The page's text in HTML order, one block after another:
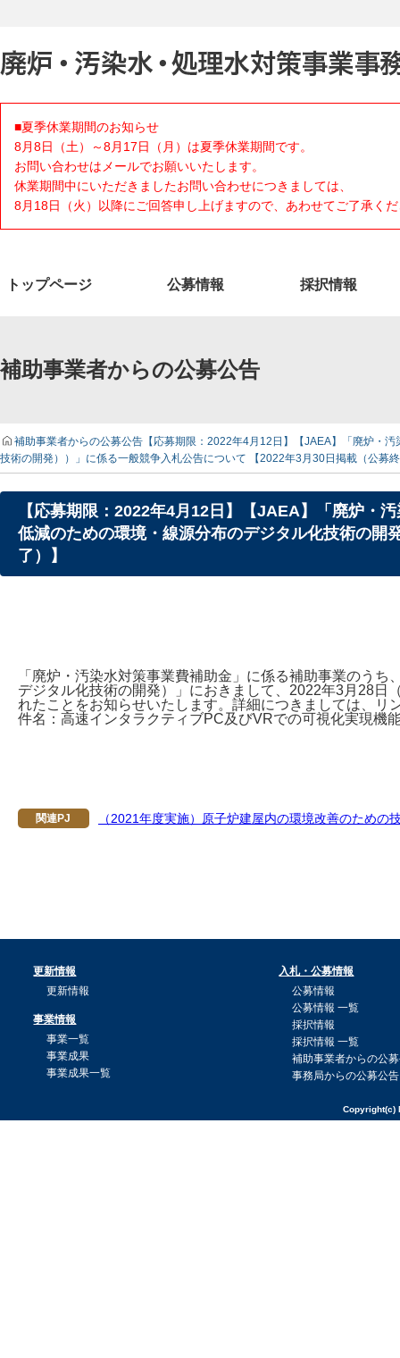
■夏季休業期間のお知らせ
8月8日（土）～8月17日（月）は夏季休業期間です。
お問い合わせはメールでお願いいたします。
休業期間中にいただきましたお問い合わせにつきましては、
8月18日（火）以降にご回答申し上げますので、あわせてご了承く
トップページ 公募情報 採択情報
補助事業者からの公募公告
補助事業者からの公募公告 【応募期限：2022年4月12日】【JAEA】「廃炉・
技術の開発））」に係る一般競争入札公告について 【2022年3月30日掲載（公募
【応募期限：2022年4月12日】【JAEA】「廃炉・
低減のための環境・線源分布のデジタル化技術の開
了）】
「廃炉・汚染水対策事業費補助金」に係る補助事業のう
デジタル化技術の開発）」におきまして、2022年3月28日
れたことをお知らせいたします。詳細につきましては、リ
件名：高速インタラクティブPC及びVRでの可視化実現機
関連PJ （2021年度実施）原子炉建屋内の環境改善のため
更新情報
更新情報
事業情報
事業一覧
事業成果
事業成果一覧
入札・公募情報
公募情報
公募情報 一覧
採択情報
採択情報 一覧
補助事業者からの公
事務局からの公募公告
Copyright(c)